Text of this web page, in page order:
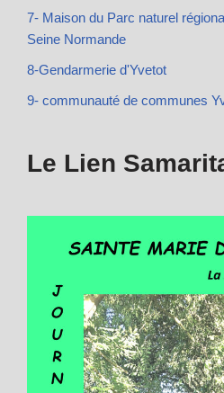
7- Maison du Parc naturel
Seine Normande
8-Gendarmerie d'Yvetot
9- communauté de communes
Le Lien